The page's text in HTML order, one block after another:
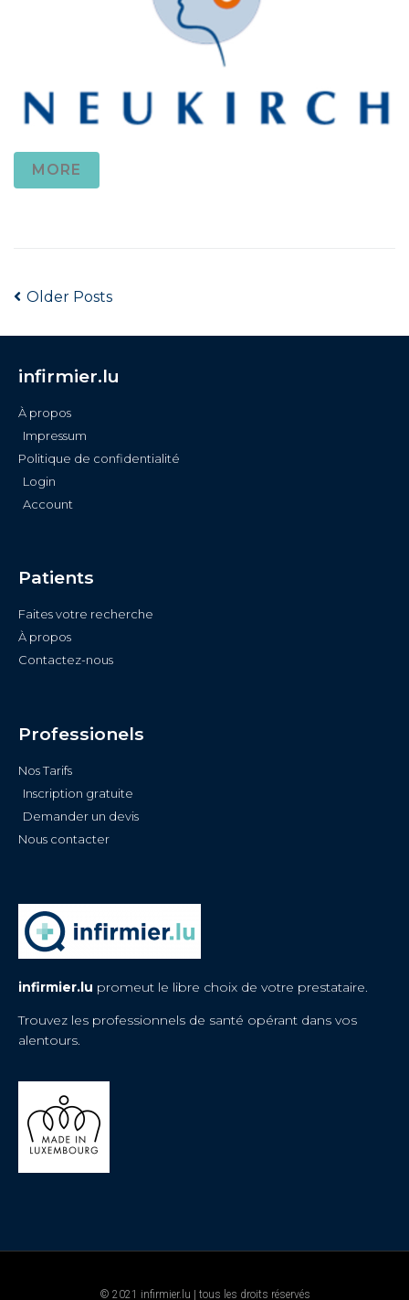
MORE
Older Posts
infirmier.lu
À propos
Impressum
Politique de confidentialité
Login
Account
Patients
Faites votre recherche
À propos
Contactez-nous
Professionels
Nos Tarifs
Inscription gratuite
Demander un devis
Nous contacter
infirmier.lu promeut le libre choix de votre prestataire.
Trouvez les professionnels de santé opérant dans vos
alentours.
© 2021 infirmier.lu | tous les droits réservés